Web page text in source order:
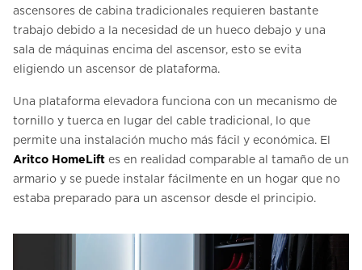
ascensores de cabina tradicionales requieren bastante
trabajo debido a la necesidad de un hueco debajo y una
sala de máquinas encima del ascensor, esto se evita
eligiendo un ascensor de plataforma.
Una plataforma elevadora funciona con un mecanismo de
tornillo y tuerca en lugar del cable tradicional, lo que
permite una instalación mucho más fácil y económica. El
Aritco HomeLift es en realidad comparable al tamaño de un
armario y se puede instalar fácilmente en un hogar que no
estaba preparado para un ascensor desde el principio.